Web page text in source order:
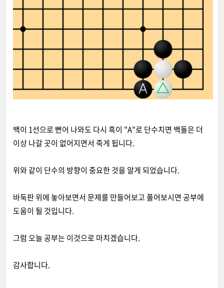
백이 1선으로 뻔어 나와도 다시 흑이 "A"로 단수치면 백돌은 더
이상 나갈 곳이 없어지면서 죽게 됩니다.
위와 같이 단수의 방향이 중요한 것을 알게 되었습니다.
바둑판 위에 놓아보면서 문제를 만들어보고 풀어보시면 공부에
도움이 될 것입니다.
그럼 오늘 공부는 이것으로 마치겠습니다.
감사합니다.